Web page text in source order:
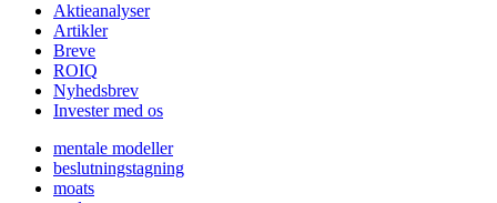
Aktieanalyser
Artikler
Breve
ROIQ
Nyhedsbrev
Invester med os
mentale modeller
beslutningstagning
moats